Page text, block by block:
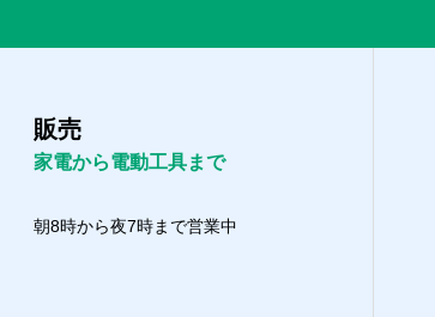
販売
家電から電動工具まで
朝8時から夜7時まで営業中